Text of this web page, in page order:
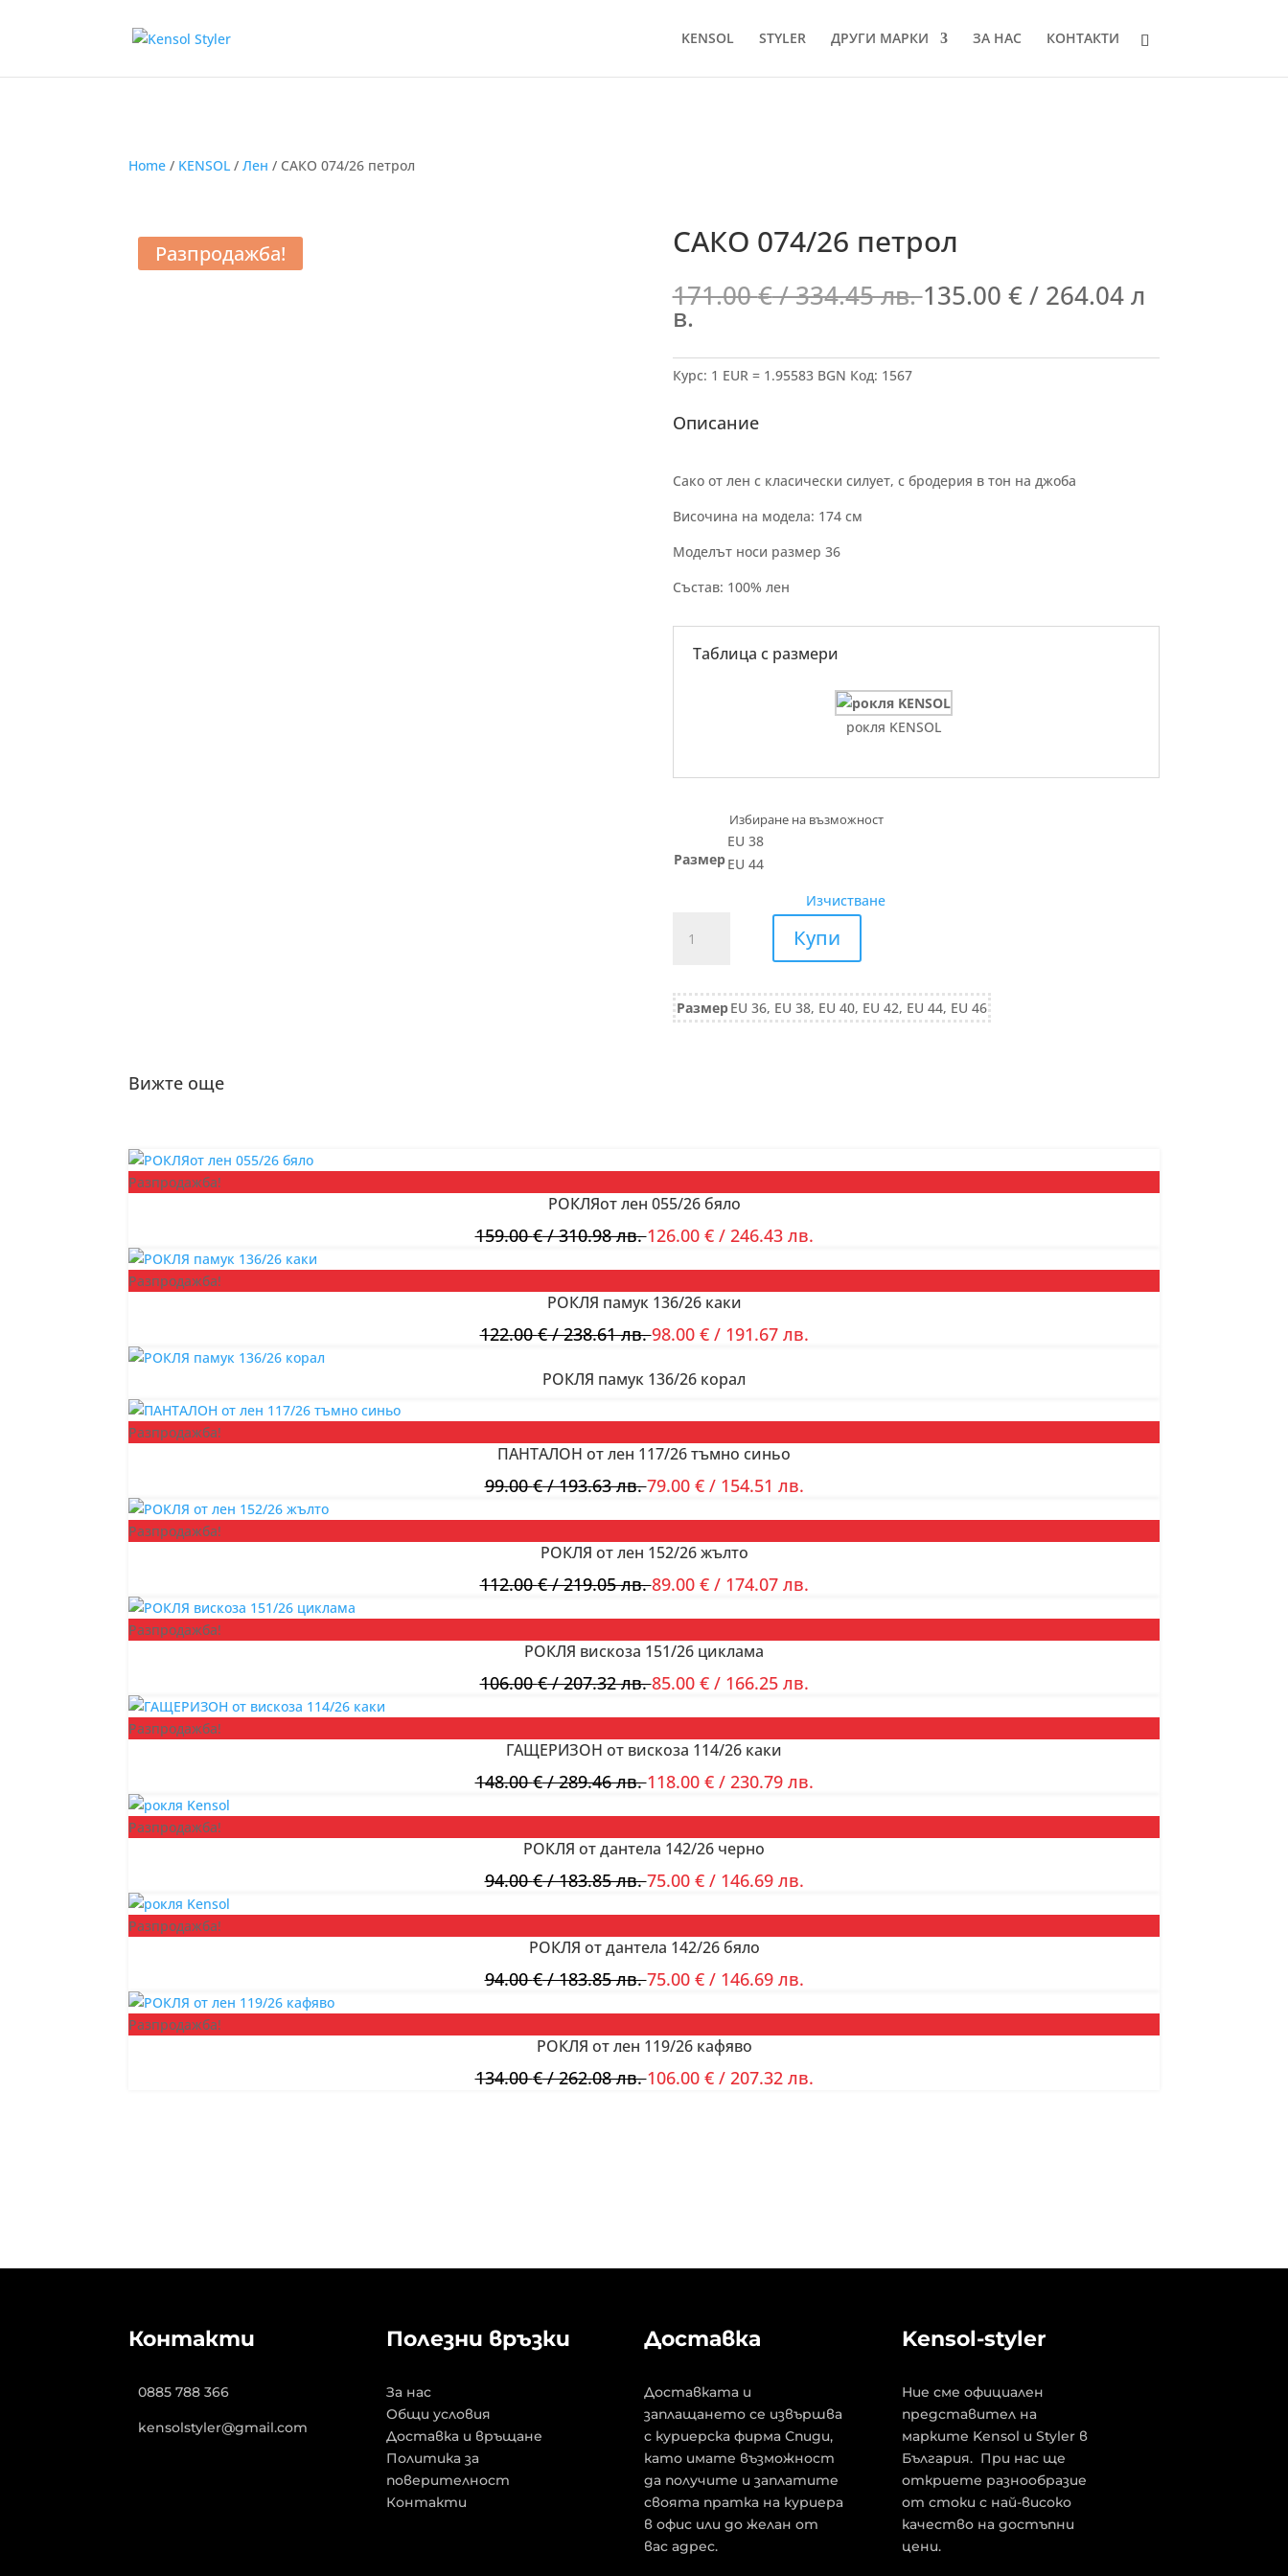
KENSOL STYLER ДРУГИ МАРКИ ЗА НАС КОНТАКТИ
Home / KENSOL /Лен / САКО 074/26 петрол
Разпродажба! САКО 074/26 петрол
171.00€/ 334.45 лв.135.00 €/ 264.04 л
в.
Курс: 1 EUR = 1.95583 BGN Код: 1567
Описание
Сако от лен с класически силует, с бродерия в тон на джоба
Височина на модела: 174 см
Моделът носи размер 36
Състав: 100% лен
Таблица с размери
рокля KENSOL
Размер
EU 38
EU 44
Изчистване
петрол
Купи
РазмерEU 36, EU 38, EU 40, EU 42, EU 44, EU 46
Вижте още
Разпродажба!
РОКЛЯот лен 055/26 бяло
159.00€/ 310.98 лв.126.00 €/ 246.43 лв.
Разпродажба!
РОКЛЯ памук 136/26 каки
122.00€/ 238.61 лв.98.00 €/ 191.67 лв.
РОКЛЯ памук 136/26 корал
Разпродажба!
ПАНТАЛОН от лен 117/26 тъмно синьо
99.00€/ 193.63 лв.79.00 €/ 154.51 лв.
Разпродажба!
РОКЛЯ от лен 152/26 жълто
112.00€/ 219.05 лв.89.00 €/ 174.07 лв.
Разпродажба!
РОКЛЯ вискоза 151/26 циклама
106.00€/ 207.32 лв.85.00 €/ 166.25 лв.
Разпродажба!
ГАЩЕРИЗОН от вискоза 114/26 каки
148.00€/ 289.46 лв.118.00 €/ 230.79 лв.
Разпродажба!
РОКЛЯ от дантела 142/26 черно
94.00€/ 183.85 лв.75.00 €/ 146.69 лв.
Разпродажба!
РОКЛЯ от дантела 142/26 бяло
94.00€/ 183.85 лв.75.00 €/ 146.69 лв.
Разпродажба!
РОКЛЯ от лен 119/26 кафяво
134.00€/ 262.08 лв.106.00 €/ 207.32 лв.
Контакти
0885 788 366
kensolstyler@gmail.com
Полезни връзки
За нас
Общи условия
Доставка и връщане
Политика за
поверителност
Контакти
Доставка
Доставката и
заплащането се извършва
с куриерска фирма Спиди,
като имате възможност
да получите и заплатите
своята пратка на куриера
в офис или до желан от
вас адрес.
Kensol-styler
Ние сме официален
представител на
марките Kensol и Styler в
България. При нас ще
откриете разнообразие
от стоки с най-високо
качество на достъпни
цени.